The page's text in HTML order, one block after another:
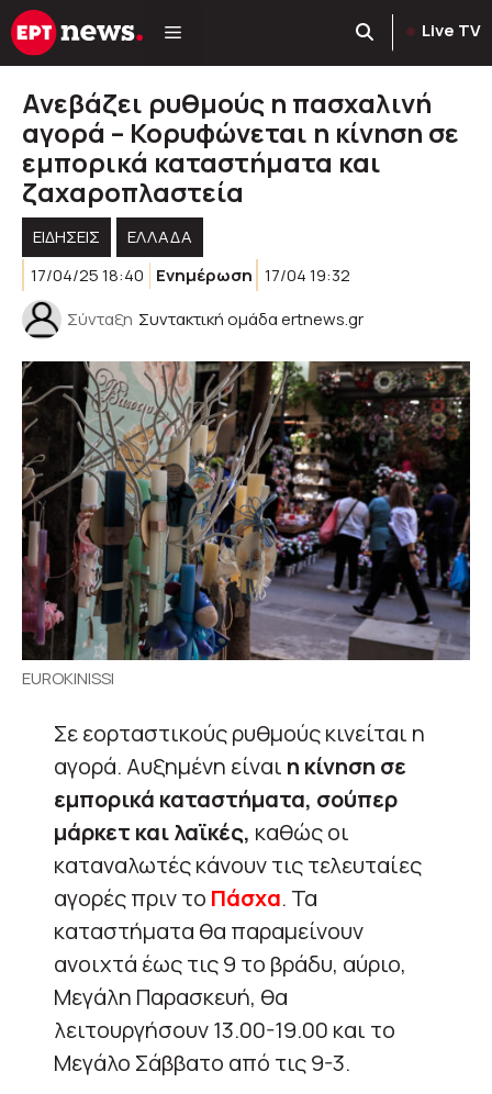
Μετάβαση
σε
Live TV
Ανεβάζει ρυθμούς η πασχαλινή
αγορά – Κορυφώνεται η κίνηση σε
εμπορικά καταστήματα και
ζαχαροπλαστεία
ΕΙΔΗΣΕΙΣ
ΕΛΛΑΔΑ
17/04/25 18:40
Ενημέρωση 17/04 19:32
Σύνταξη Συντακτική ομάδα ertnews.gr
EUROKINISSI
Σε εορταστικούς ρυθμούς κινείται η
αγορά. Αυξημένη είναι η κίνηση σε
εμπορικά καταστήματα, σούπερ
μάρκετ και λαϊκές, καθώς οι
καταναλωτές κάνουν τις τελευταίες
αγορές πριν το Πάσχα. Τα
καταστήματα θα παραμείνουν
ανοιχτά έως τις 9 το βράδυ, αύριο,
Μεγάλη Παρασκευή, θα
λειτουργήσουν 13.00-19.00 και το
Μεγάλο Σάββατο από τις 9-3.